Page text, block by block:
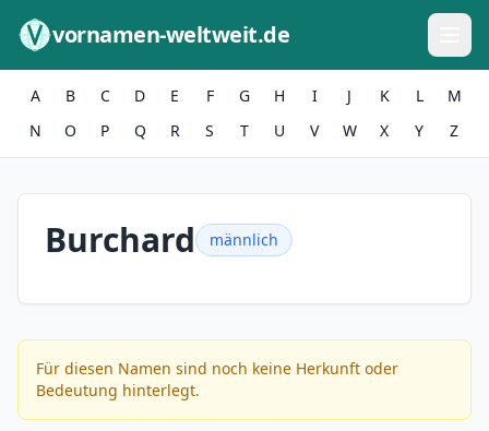
vornamen-weltweit.de
A B C D E F G H I J K L
M
N
O P Q R S T U V W X Y Z
Burchard männlich
Für diesen Namen sind noch keine Herkunft oder
Bedeutung hinterlegt.